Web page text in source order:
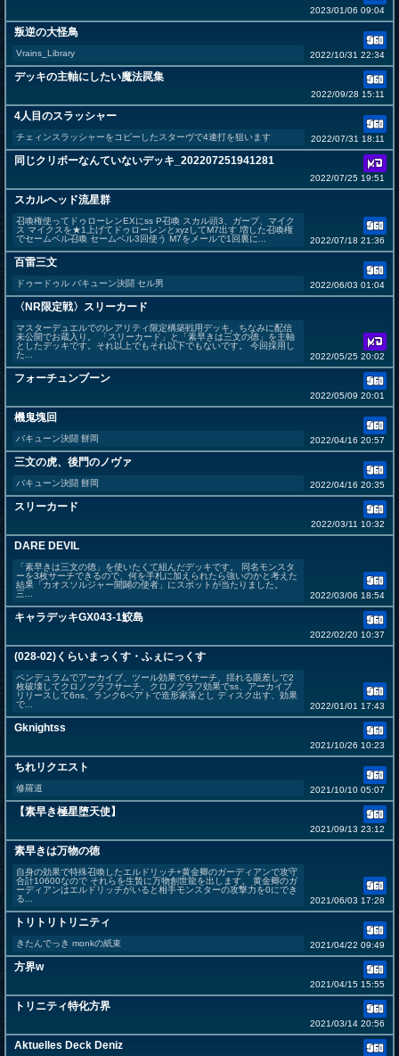
2023/01/06 09:04
叛逆の大怪鳥
Vrains_Library 2022/10/31 22:34
デッキの主軸にしたい魔法罠集
2022/09/28 15:11
4人目のスラッシャー
チェィンスラッシャーをコピーしたスターヴで4連打を狙います 2022/07/31 18:11
同じクリボーなんていないデッキ_202207251941281
2022/07/25 19:51
スカルヘッド流星群
召喚権使ってドゥローレンEXにss P召喚 スカル頭3、ガープ、マイク
ス マイクスを★1上げてドゥローレンとxyzしてM7出す 増した召喚権
でセームベル召喚 セームベル3回使う M7をメールで1回裏に...
2022/07/18 21:36
百雷三文
ドゥードゥル バキューン決闘 セル男 2022/06/03 01:04
〈NR限定戦〉スリーカード
マスターデュエルでのレアリティ限定構築戦用デッキ。ちなみに配信
未公開でお蔵入り。 「スリーカード」と「素早きは三文の徳」を主軸
としたデッキです。それ以上でもそれ以下でもないです。 今回採用し
た...
2022/05/25 20:02
フォーチュンブーン
2022/05/09 20:01
機鬼塊回
バキューン決闘 餅岡 2022/04/16 20:57
三文の虎、後門のノヴァ
バキューン決闘 餅岡 2022/04/16 20:35
スリーカード
2022/03/11 10:32
DARE DEVIL
「素早きは三文の徳」を使いたくて組んだデッキです。 同名モンスタ
ーを3枚サーチできるので、何を手札に加えられたら強いのかと考えた
結果「カオスソルジャー開闢の使者」にスポットが当たりました。
三...
2022/03/06 18:54
キャラデッキGX043-1鮫島
2022/02/20 10:37
(028-02)くらいまっくす・ふぇにっくす
ペンデュラムでアーカイブ、ツール効果で6サーチ、揺れる眼差しで2
枚破壊してクロノグラフサーチ、クロノグラフ効果でss、アーカイブ
リリースして6ns、ランク6ベアトで造形家落とし ディスク出す、効果
で...
2022/01/01 17:43
Gknightss
2021/10/26 10:23
ちれリクエスト
修羅道 2021/10/10 05:07
【素早き極星堕天使】
2021/09/13 23:12
素早きは万物の徳
自身の効果で特殊召喚したエルドリッチ+黄金卿のガーディアンで攻守
合計10600なので それらを生贄に万物創世龍を出します。 黄金卿のガ
ーディアンはエルドリッチがいると相手モンスターの攻撃力を0にでき
る...
2021/06/03 17:28
トリトリトリニティ
きたんでっき monkの紙束 2021/04/22 09:49
方界w
2021/04/15 15:55
トリニティ特化方界
2021/03/14 20:56
Aktuelles Deck Deniz